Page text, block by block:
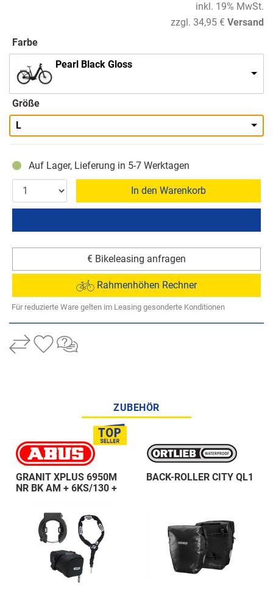
inkl. 19% MwSt.
zzgl. 34,95 € Versand
Farbe
Pearl Black Gloss
Größe
L
Auf Lager, Lieferung in 5-7 Werktagen
In den Warenkorb
€ Bikeleasing anfragen
Rahmenhöhen Rechner
Für reduzierte Ware gelten im Leasing gesonderte Konditionen
ZUBEHÖR
GRANIT XPLUS 6950M
NR BK AM + 6KS/130 +
BACK-ROLLER CITY QL1